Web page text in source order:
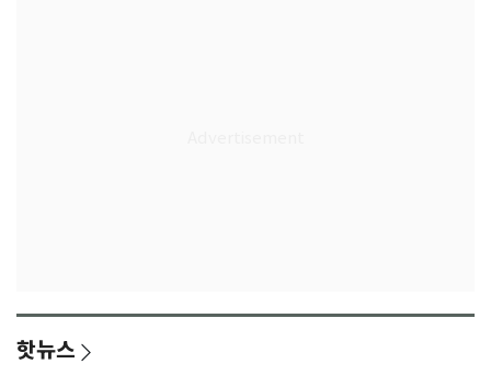
핫뉴스